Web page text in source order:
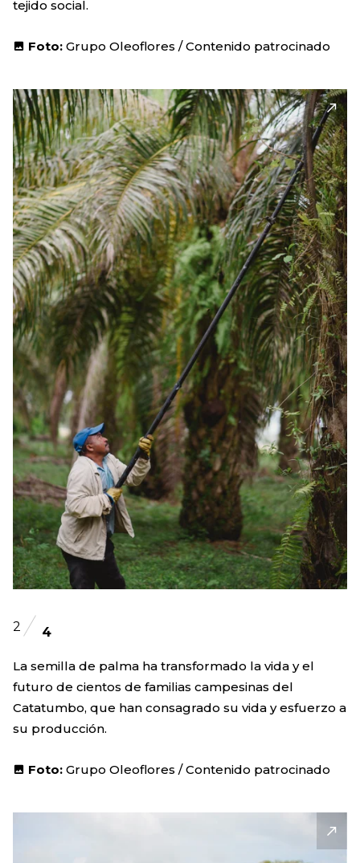
tejido social.
Foto: Grupo Oleoflores / Contenido patrocinado
2 4
La semilla de palma ha transformado la vida y el
futuro de cientos de familias campesinas del
Catatumbo, que han consagrado su vida y esfuerzo a
su producción.
Foto: Grupo Oleoflores / Contenido patrocinado